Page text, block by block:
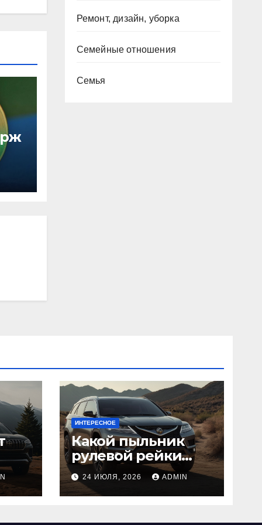
Ремонт, дизайн, уборка
Семейные отношения
Семья
ИНТЕРЕСНОЕ
Какой пыльник
рулевой рейки
лучше выбрать:
оригинальный
или аналог, резина
24 ИЮЛЯ, 2026 ADMIN